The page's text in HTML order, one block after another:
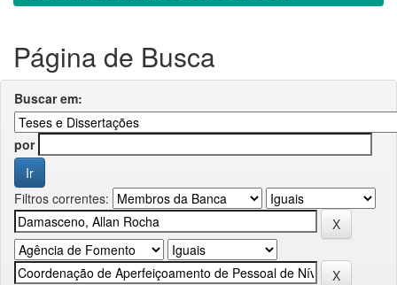
Página de Busca
Buscar em:
por
Filtros correntes: